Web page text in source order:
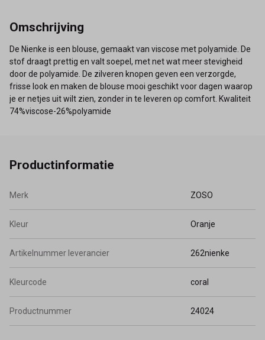
Omschrijving
De Nienke is een blouse, gemaakt van viscose met polyamide. De
stof draagt prettig en valt soepel, met net wat meer stevigheid
door de polyamide. De zilveren knopen geven een verzorgde,
frisse look en maken de blouse mooi geschikt voor dagen waarop
je er netjes uit wilt zien, zonder in te leveren op comfort. Kwaliteit
74%viscose-26%polyamide
Productinformatie
Merk ZOSO
Kleur Oranje
Artikelnummer leverancier 262nienke
Kleurcode coral
Productnummer 24024